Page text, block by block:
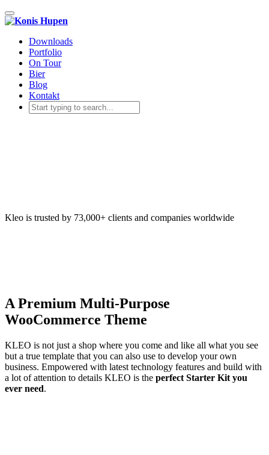
Toggle navigation
Downloads
Portfolio
On Tour
Bier
Blog
Kontakt
Kleo is trusted by 73,000+ clients and companies worldwide
A Premium Multi-Purpose
WooCommerce Theme
KLEO is not just a shop where you come and like all what you see
but a true template that you can also use to develop your own
business. Empowered with latest technology features and build with
a lot of attention to details KLEO is the perfect Starter Kit you
ever need.